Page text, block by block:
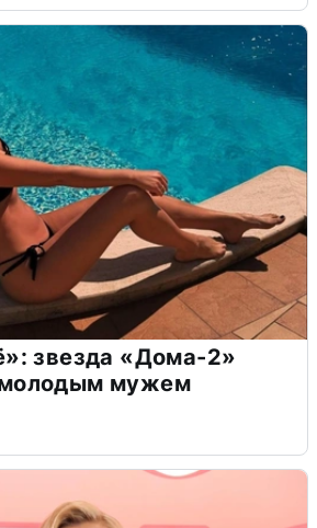
звезда «Дома-2»
молодым мужем